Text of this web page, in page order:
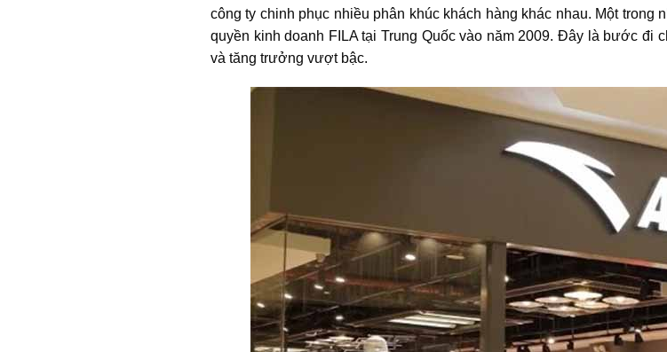
công ty chinh phục nhiều phân khúc khách hàng khác nhau. Một
quyền kinh doanh FILA tại Trung Quốc vào năm 2009. Đây là bước đi
và tăng trưởng vượt bậc.